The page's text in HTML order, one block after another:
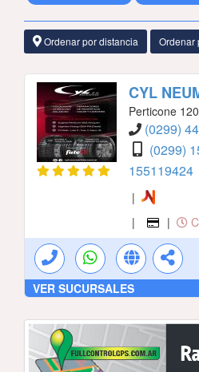
Ordenar por distancia Ordenar
CYL
Perticone
(0299)
(0299)
155119424
|
|
|
VER SUCURSALES